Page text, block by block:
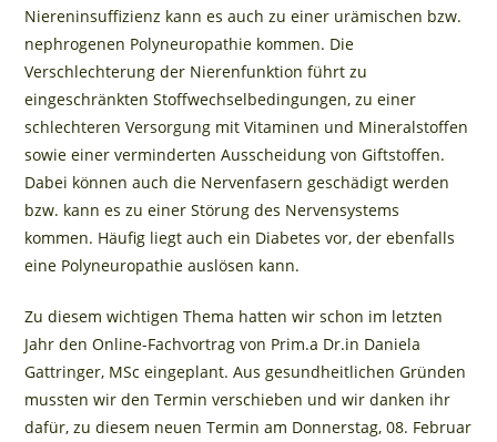
Niereninsuffizienz kann es auch zu einer urämischen bzw.
nephrogenen Polyneuropathie kommen. Die
Verschlechterung der Nierenfunktion führt zu
eingeschränkten Stoffwechselbedingungen, zu einer
schlechteren Versorgung mit Vitaminen und Mineralstoffen
sowie einer verminderten Ausscheidung von Giftstoffen.
Dabei können auch die Nervenfasern geschädigt werden
bzw. kann es zu einer Störung des Nervensystems
kommen. Häufig liegt auch ein Diabetes vor, der ebenfalls
eine Polyneuropathie auslösen kann.
Zu diesem wichtigen Thema hatten wir schon im letzten
Jahr den Online-Fachvortrag von Prim.a Dr.in Daniela
Gattringer, MSc eingeplant. Aus gesundheitlichen Gründen
mussten wir den Termin verschieben und wir danken ihr
dafür, zu diesem neuen Termin am Donnerstag, 08. Februar